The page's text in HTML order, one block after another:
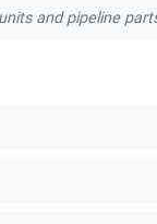
and pipeline